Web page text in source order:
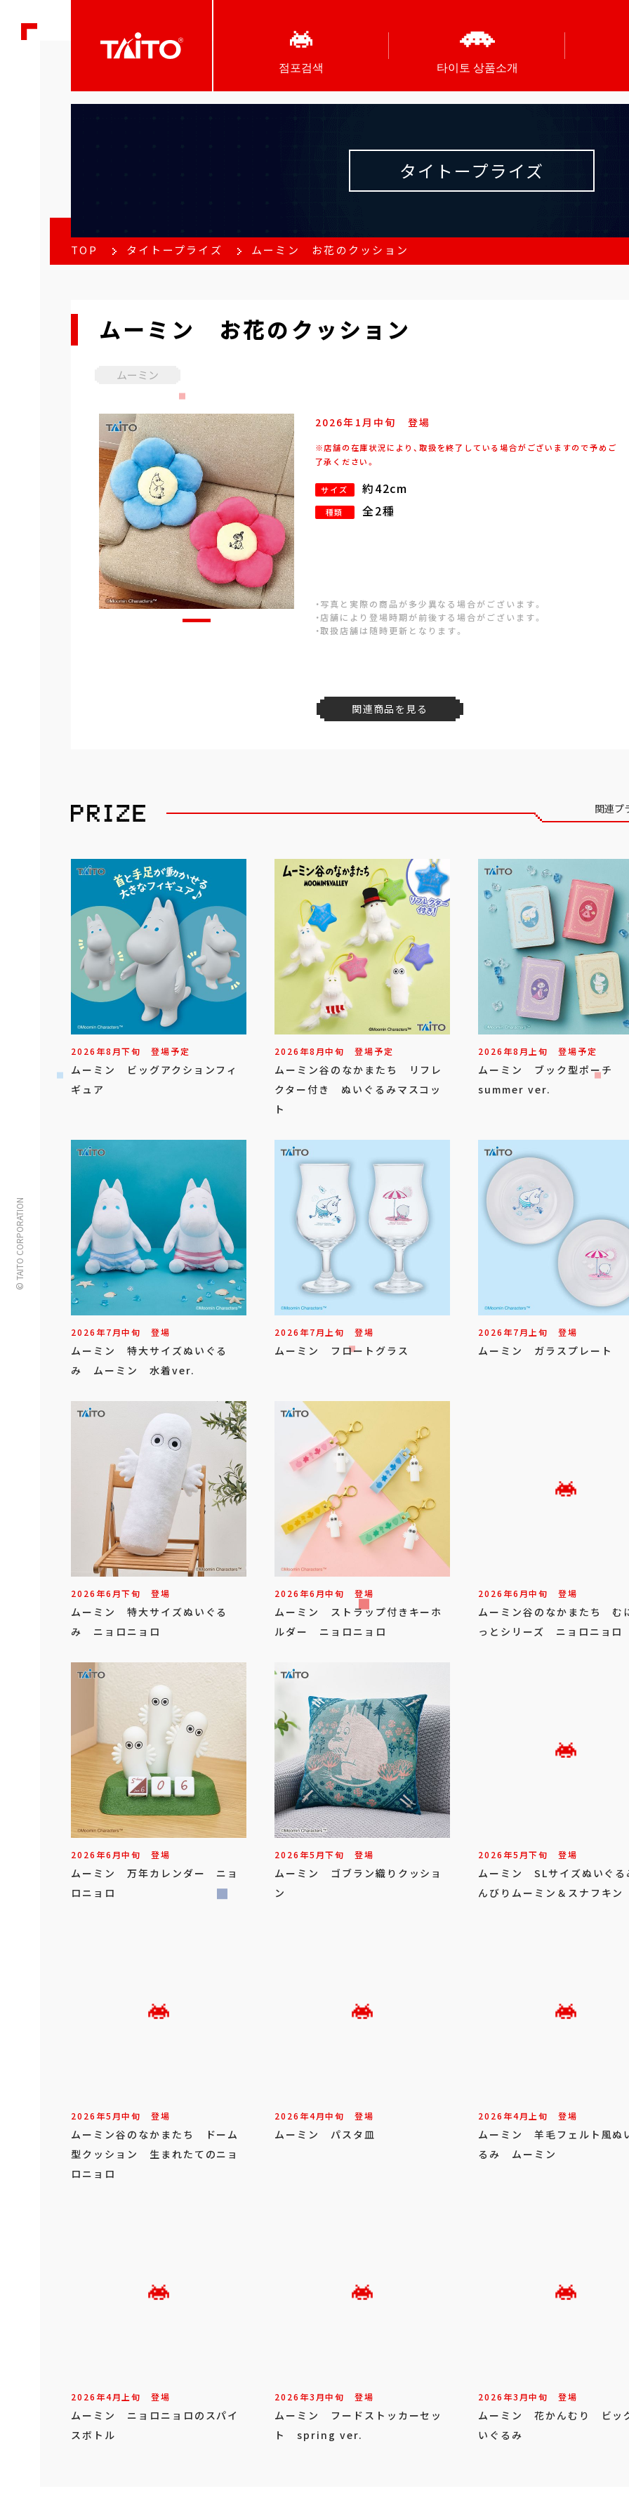
점포검색 타이토 상품소개
© TAITO CORPORATION
タイトープライズ
TOP タイトープライズ ムーミン お花のクッション
ムーミン お花のクッション
ムーミン
2026年 1月 中旬 登場
※店舗の在庫状況により、取扱を終了している場合がございますので予めご
了承ください。
サイズ 約42cm
種類 全2種
・写真と実際の商品が多少異なる場合がございます。
・店舗により登場時期が前後する場合がございます。
・取扱店舗は随時更新となります。
関連商品を見る
関連プ
2026年8月下旬 登場予定
ムーミン ビッグアクションフィ
ギュア
2026年8月中旬 登場予定
ムーミン谷のなかまたち リフレ
クター付き ぬいぐるみマスコッ
ト
2026年8月上旬 登場予定
ムーミン ブック型ポーチ
summer ver.
2026年7月中旬 登場
ムーミン 特大サイズぬいぐる
み ムーミン 水着ver.
2026年7月上旬 登場
ムーミン フロートグラス
2026年7月上旬 登場
ムーミン ガラスプレート
2026年6月下旬 登場
ムーミン 特大サイズぬいぐる
み ニョロニョロ
2026年6月中旬 登場
ムーミン ストラップ付きキーホ
ルダー ニョロニョロ
2026年6月中旬 登場
ムーミン谷のなかまたち む
っとシリーズ ニョロニョロ
2026年6月中旬 登場
ムーミン 万年カレンダー ニョ
ロニョロ
2026年5月下旬 登場
ムーミン ゴブラン織りクッショ
ン
2026年5月下旬 登場
ムーミン SLサイズぬいぐる
んびりムーミン＆スナフキン
2026年5月中旬 登場
ムーミン谷のなかまたち ドーム
型クッション 生まれたてのニョ
ロニョロ
2026年4月中旬 登場
ムーミン パスタ皿
2026年4月上旬 登場
ムーミン 羊毛フェルト風ぬ
るみ ムーミン
2026年4月上旬 登場
ムーミン ニョロニョロのスパイ
スボトル
2026年3月中旬 登場
ムーミン フードストッカーセッ
ト spring ver.
2026年3月中旬 登場
ムーミン 花かんむり ビッ
いぐるみ